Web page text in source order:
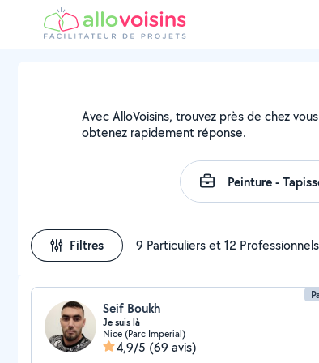
Avec AlloVoisins, trouvez près de chez
obtenez rapidement réponse.
Filtres 9 Particuliers et 12
Seif Boukh
Je suis là
Nice (Parc Imperial)
4,9/5 (69 avis)